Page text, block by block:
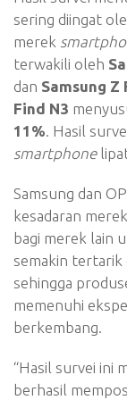
sering diingat
merek
terwakili oleh
dan Samsung Z
Find N3
11%. Hasil
smartphone
Samsung dan
kesadaran
bagi merek lain
semakin tertarik
sehingga
memenuhi
berkembang.
“Hasil survei ini
berhasil